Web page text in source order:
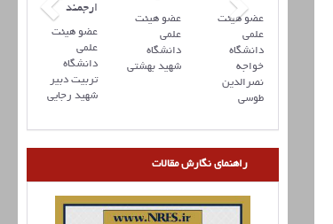
ارجمند
عضو هیئت
علمی
دانشگاه
تربیت دبیر
شهید رجایی
عضو هیئت
علمی
دانشگاه
شهید بهشتی
عضو هیئت
علمی
دانشگاه
خواجه
نصرالدین
طوسی
عضو هیئت
راهنمای نگارش مقالات